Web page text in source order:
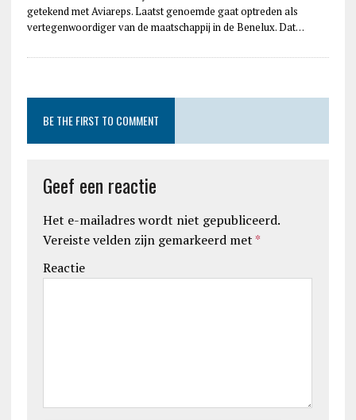
getekend met Aviareps. Laatst genoemde gaat optreden als
vertegenwoordiger van de maatschappij in de Benelux. Dat…
BE THE FIRST TO COMMENT
Geef een reactie
Het e-mailadres wordt niet gepubliceerd.
Vereiste velden zijn gemarkeerd met *
Reactie